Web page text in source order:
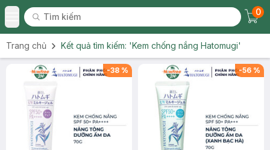
Toggle Menu
Tìm kiếm
Tìm kiếm
0
Trang chủ Kết quả tìm kiếm: 'Kem chống nắng Hatomugi'
-38 % -56 %